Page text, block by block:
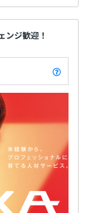
ンジ歓迎！